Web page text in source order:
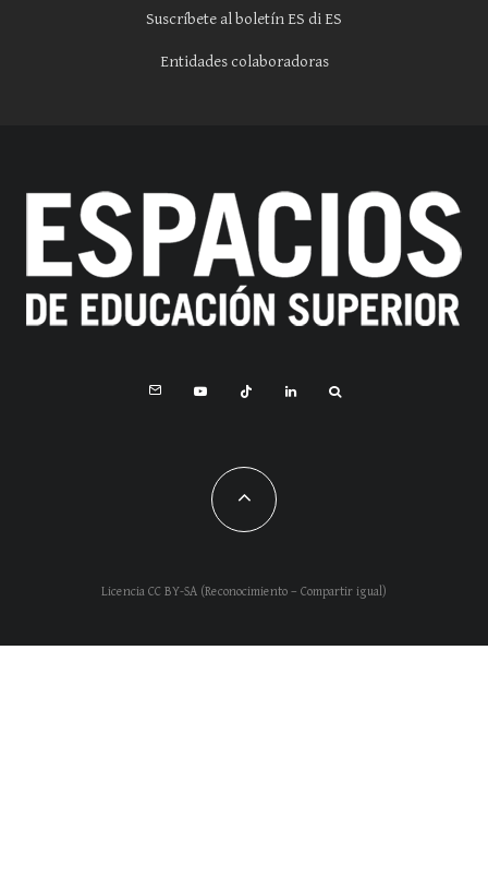
Suscríbete al boletín ES di ES
Entidades colaboradoras
Licencia CC BY-SA (Reconocimiento – Compartir igual)